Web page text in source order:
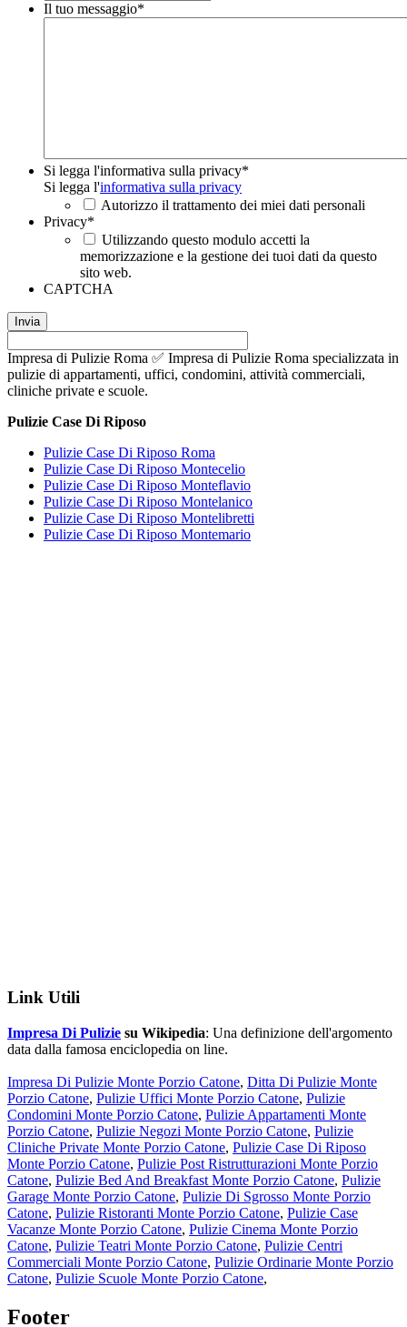
Il tuo messaggio*
Si legga l'informativa sulla privacy*
Si legga l'informativa sulla privacy
Autorizzo il trattamento dei miei dati personali
Privacy*
Utilizzando questo modulo accetti la
memorizzazione e la gestione dei tuoi dati da questo
sito web.
CAPTCHA
Impresa di Pulizie Roma ✅ Impresa di Pulizie Roma specializzata in
pulizie di appartamenti, uffici, condomini, attività commerciali,
cliniche private e scuole.
Pulizie Case Di Riposo
Pulizie Case Di Riposo Roma
Pulizie Case Di Riposo Montecelio
Pulizie Case Di Riposo Monteflavio
Pulizie Case Di Riposo Montelanico
Pulizie Case Di Riposo Montelibretti
Pulizie Case Di Riposo Montemario
Link Utili
Impresa Di Pulizie su Wikipedia: Una definizione dell'argomento
data dalla famosa enciclopedia on line.
Impresa Di Pulizie Monte Porzio Catone, Ditta Di Pulizie Monte
Porzio Catone, Pulizie Uffici Monte Porzio Catone, Pulizie
Condomini Monte Porzio Catone, Pulizie Appartamenti Monte
Porzio Catone, Pulizie Negozi Monte Porzio Catone, Pulizie
Cliniche Private Monte Porzio Catone, Pulizie Case Di Riposo
Monte Porzio Catone, Pulizie Post Ristrutturazioni Monte Porzio
Catone, Pulizie Bed And Breakfast Monte Porzio Catone, Pulizie
Garage Monte Porzio Catone, Pulizie Di Sgrosso Monte Porzio
Catone, Pulizie Ristoranti Monte Porzio Catone, Pulizie Case
Vacanze Monte Porzio Catone, Pulizie Cinema Monte Porzio
Catone, Pulizie Teatri Monte Porzio Catone, Pulizie Centri
Commerciali Monte Porzio Catone, Pulizie Ordinarie Monte Porzio
Catone, Pulizie Scuole Monte Porzio Catone,
Footer